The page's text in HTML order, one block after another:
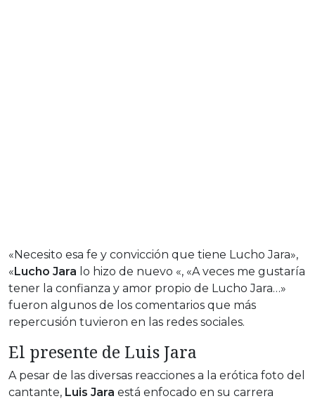
«Necesito esa fe y convicción que tiene Lucho Jara»,
«Lucho Jara lo hizo de nuevo «, «A veces me gustaría
tener la confianza y amor propio de Lucho Jara…»
fueron algunos de los comentarios que más
repercusión tuvieron en las redes sociales.
El presente de Luis Jara
A pesar de las diversas reacciones a la erótica foto del
cantante, Luis Jara está enfocado en su carrera